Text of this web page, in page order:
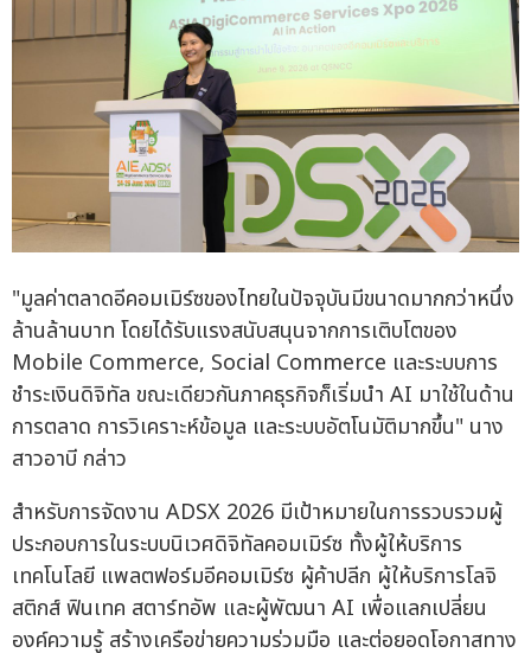
"มูลค่าตลาดอีคอมเมิร์ซของไทยในปัจจุบันมีขนาดมากกว่าหนึ่ง
ล้านล้านบาท โดยได้รับแรงสนับสนุนจากการเติบโตของ
Mobile Commerce, Social Commerce และระบบการ
ชำระเงินดิจิทัล ขณะเดียวกันภาคธุรกิจก็เริ่มนำ AI มาใช้ในด้าน
การตลาด การวิเคราะห์ข้อมูล และระบบอัตโนมัติมากขึ้น" นาง
สาวอาบี กล่าว
สำหรับการจัดงาน ADSX 2026 มีเป้าหมายในการรวบรวมผู้
ประกอบการในระบบนิเวศดิจิทัลคอมเมิร์ซ ทั้งผู้ให้บริการ
เทคโนโลยี แพลตฟอร์มอีคอมเมิร์ซ ผู้ค้าปลีก ผู้ให้บริการโลจิ
สติกส์ ฟินเทค สตาร์ทอัพ และผู้พัฒนา AI เพื่อแลกเปลี่ยน
องค์ความรู้ สร้างเครือข่ายความร่วมมือ และต่อยอดโอกาสทาง